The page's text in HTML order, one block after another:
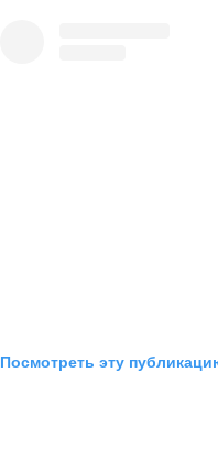
Посмотреть эту